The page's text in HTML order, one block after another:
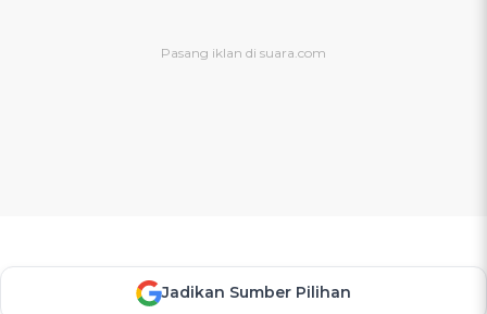
Jadikan Sumber Pilihan